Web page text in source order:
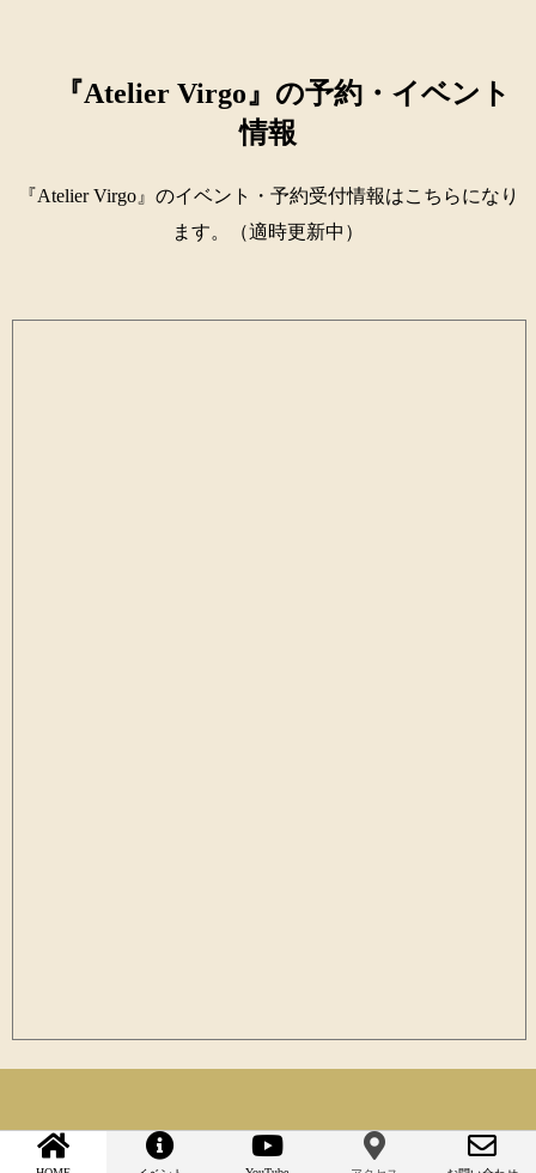
『Atelier Virgo』の予約・イベント
情報
『Atelier Virgo』のイベント・予約受付情報はこちらになり
ます。（適時更新中）